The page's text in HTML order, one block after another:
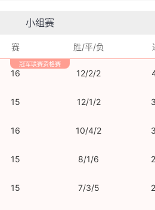
小组赛
赛 胜/平/负
冠军联赛资格赛
16 12/2/2
15 12/1/2
16 10/4/2
15 8/1/6
15 7/3/5